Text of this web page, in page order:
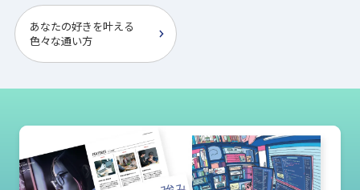
あなたの好きを叶える
⾊々な通い⽅